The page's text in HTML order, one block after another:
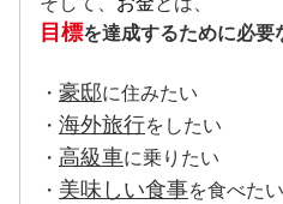
目標を達成するために必要
・ 豪邸に住みたい
・ 海外旅行をしたい
・ 高級車に乗りたい
・ 美味しい食事を食べたい